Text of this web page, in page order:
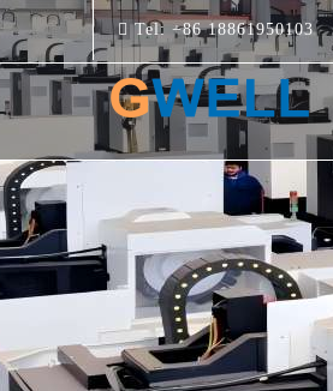
Tel: +86 18861950103